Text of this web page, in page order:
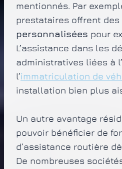
mentionnés. Par
prestataires offrent des
personnalisées pour
L’assistance dans les
administratives liées à
l’immatriculation de
installation bien plus
Un autre avantage
pouvoir bénéficier de
d’assistance routière
De nombreuses